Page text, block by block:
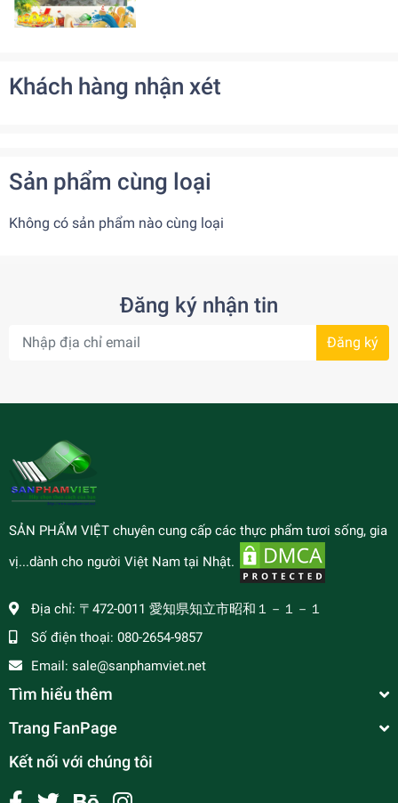
Khách hàng nhận xét
Sản phẩm cùng loại
Không có sản phẩm nào cùng loại
Đăng ký nhận tin
Đăng ký
SẢN PHẨM VIỆT chuyên cung cấp các thực phẩm tươi sống, gia
vị...dành cho người Việt Nam tại Nhật.
Địa chỉ: 〒472-0011 愛知県知立市昭和１－１－１
Số điện thoại: 080-2654-9857
Email: sale@sanphamviet.net
Tìm hiểu thêm
Trang FanPage
Kết nối với chúng tôi